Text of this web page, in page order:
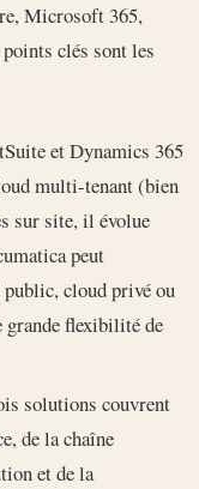
Microsoft 365,
clés sont les
et Dynamics 365
multi-tenant (bien
sur site, il évolue
peut
cloud privé ou
grande flexibilité de
solutions couvrent
de la chaîne
et de la